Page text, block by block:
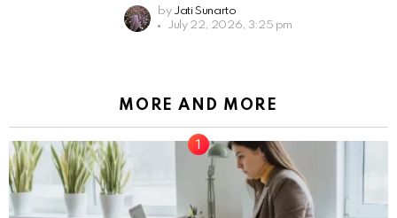
by Jati Sunarto
July 22, 2026, 3:25 pm
MORE AND MORE